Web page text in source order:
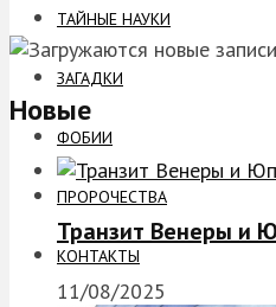
ТАЙНЫЕ НАУКИ
ЗАГАДКИ
ФОБИИ
ПРОРОЧЕСТВА
КОНТАКТЫ
Новые
Транзит Венеры и
11/08/2025